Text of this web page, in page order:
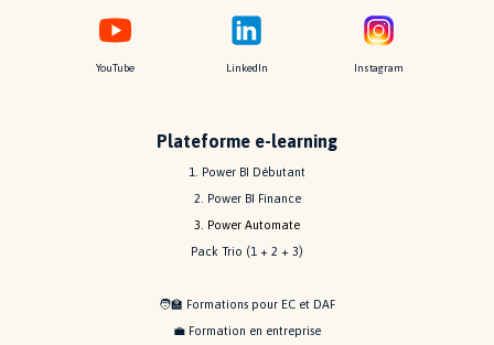
Plateforme e-learning
1. Power BI Débutant
2. Power BI Finance
3. Power Automate
Pack Trio (1 + 2 + 3)
🧑‍🏫 Formations pour EC et DAF
💼 Formation en entreprise
YouTube LinkedIn Instagram